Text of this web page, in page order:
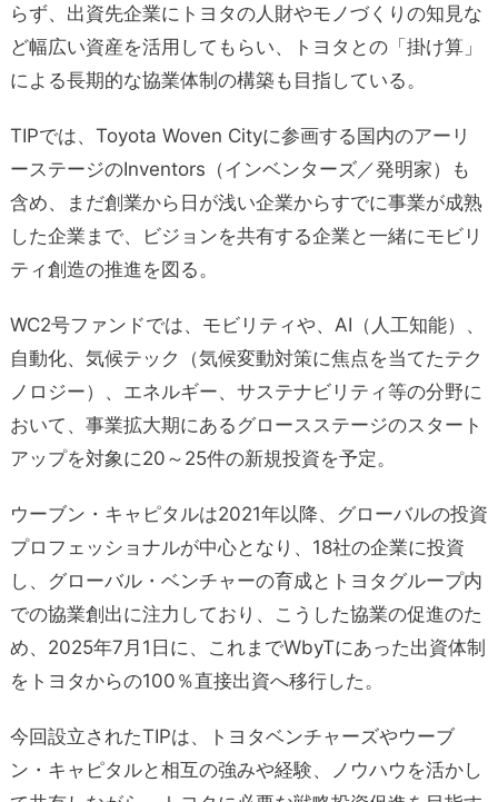
らず、出資先企業にトヨタの人財やモノづくりの知見な
ど幅広い資産を活用してもらい、トヨタとの「掛け算」
による長期的な協業体制の構築も目指している。
TIPでは、Toyota Woven Cityに参画する国内のアーリ
ーステージのInventors（インベンターズ／発明家）も
含め、まだ創業から日が浅い企業からすでに事業が成熟
した企業まで、ビジョンを共有する企業と一緒にモビリ
ティ創造の推進を図る。
WC2号ファンドでは、モビリティや、AI（人工知能）、
自動化、気候テック（気候変動対策に焦点を当てたテク
ノロジー）、エネルギー、サステナビリティ等の分野に
おいて、事業拡大期にあるグロースステージのスタート
アップを対象に20～25件の新規投資を予定。
ウーブン・キャピタルは2021年以降、グローバルの投資
プロフェッショナルが中心となり、18社の企業に投資
し、グローバル・ベンチャーの育成とトヨタグループ内
での協業創出に注力しており、こうした協業の促進のた
め、2025年7月1日に、これまでWbyTにあった出資体制
をトヨタからの100％直接出資へ移行した。
今回設立されたTIPは、トヨタベンチャーズやウーブ
ン・キャピタルと相互の強みや経験、ノウハウを活かし